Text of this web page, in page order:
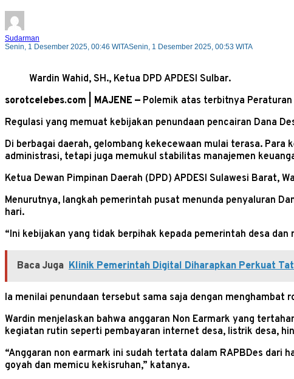
Sudarman
Senin, 1 Desember 2025, 00:46 WITASenin, 1 Desember 2025, 00:53 WITA
Wardin Wahid, SH., Ketua DPD APDESI Sulbar.
sorotcelebes.com | MAJENE — Polemik atas terbitnya Peraturan
Regulasi yang memuat kebijakan penundaan pencairan Dana
Di berbagai daerah, gelombang kekecewaan mulai terasa.
administrasi, tetapi juga memukul stabilitas manajemen
Ketua Dewan Pimpinan Daerah (DPD) APDESI Sulawesi Barat,
Menurutnya, langkah pemerintah pusat menunda penyaluran
hari.
“Ini kebijakan yang tidak berpihak kepada pemerintah desa
Baca Juga Klinik Pemerintah Digital Diharapkan Perkuat
Ia menilai penundaan tersebut sama saja dengan
Wardin menjelaskan bahwa anggaran Non Earmark yang
kegiatan rutin seperti pembayaran internet desa, listrik desa,
“Anggaran non earmark ini sudah tertata dalam RAPBDes
goyah dan memicu kekisruhan,” katanya.